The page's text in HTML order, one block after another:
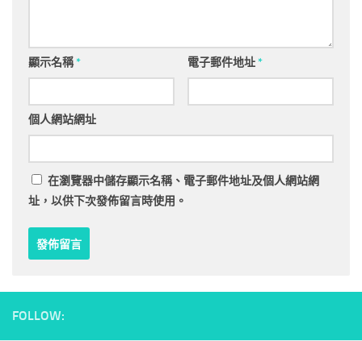
顯示名稱* 電子郵件地址*
個人網站網址
在瀏覽器中儲存顯示名稱、電子郵件地址及個人網站網
址，以供下次發佈留言時使用。
FOLLOW: